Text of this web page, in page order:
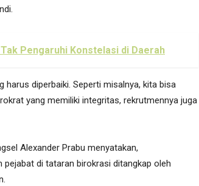
Pengaruhi Konstelasi di Daerah
harus diperbaiki. Seperti misalnya, kita bisa
yang memiliki integritas, rekrutmennya juga
Alexander Prabu menyatakan,
pejabat di tataran birokrasi ditangkap oleh